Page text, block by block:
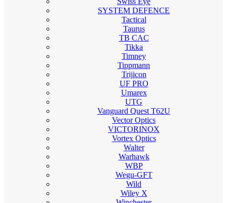
SYSTEM DEFENCE
Tactical
Taurus
TB CAC
Tikka
Timney
Tippmann
Trijicon
UF PRO
Umarex
UTG
Vanguard Quest T62U
Vector Optics
VICTORINOX
Vortex Optics
Walter
Warhawk
WBP
Wegu-GFT
Wild
Wiley X